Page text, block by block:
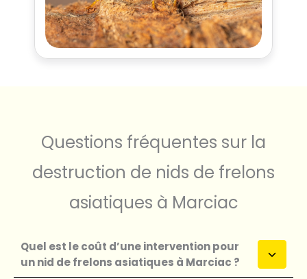
Questions fréquentes sur la
destruction de nids de frelons
asiatiques à Marciac
Quel est le coût d’une intervention pour
un nid de frelons asiatiques à Marciac ?